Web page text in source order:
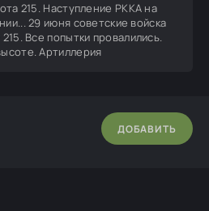
215. Наступление РККА на
29 июня советские войска
Все попытки провалились.
Артиллерия
ДОБАВИТЬ